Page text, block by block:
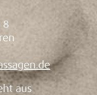
8
aus